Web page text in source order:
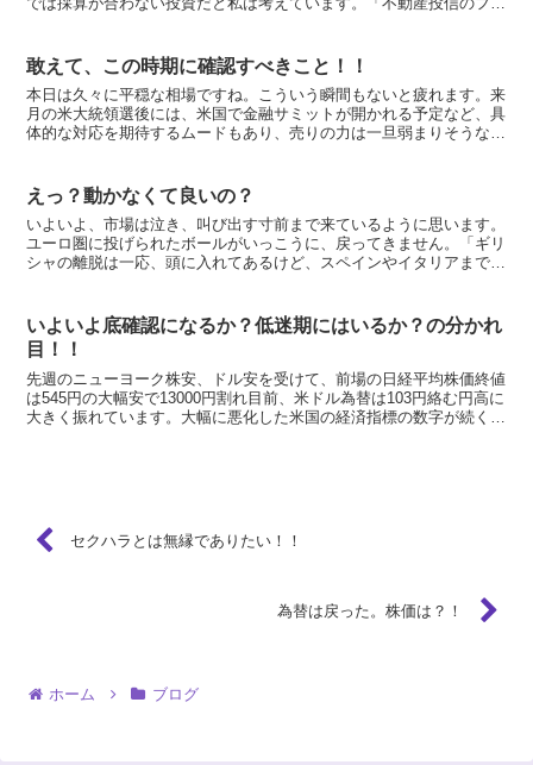
敢えて、この時期に確認すべきこと！！
本日は久々に平穏な相場ですね。こういう瞬間もないと疲れます。来
月の米大統領選後には、米国で金融サミットが開かれる予定など、具
体的な対応を期待するムードもあり、売りの力は一旦弱まりそうな状
えっ？動かなくて良いの？
いよいよ、市場は泣き、叫び出す寸前まで来ているように思います。
ユーロ圏に投げられたボールがいっこうに、戻ってきません。「ギリ
シャの離脱は一応、頭に入れてあるけど、スペインやイタリアまでと
いよいよ底確認になるか？低迷期にはいるか？の分かれ
目！！
先週のニューヨーク株安、ドル安を受けて、前場の日経平均株価終値
は545円の大幅安で13000円割れ目前、米ドル為替は103円絡む円高に
大きく振れています。大幅に悪化した米国の経済指標の数字が続く中
セクハラとは無縁でありたい！！
為替は戻った。株価は？！
ホーム ブログ